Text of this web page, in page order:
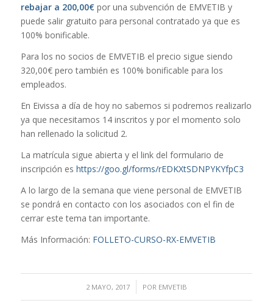
rebajar a 200,00€ por una subvención de EMVETIB y
puede salir gratuito para personal contratado ya que es
100% bonificable.
Para los no socios de EMVETIB el precio sigue siendo
320,00€ pero también es 100% bonificable para los
empleados.
En Eivissa a día de hoy no sabemos si podremos realizarlo
ya que necesitamos 14 inscritos y por el momento solo
han rellenado la solicitud 2.
La matrícula sigue abierta y el link del formulario de
inscripción es https://goo.gl/forms/rEDKXtSDNPYKYfpC3
A lo largo de la semana que viene personal de EMVETIB
se pondrá en contacto con los asociados con el fin de
cerrar este tema tan importante.
Más Información: FOLLETO-CURSO-RX-EMVETIB
2 MAYO, 2017
/ POR EMVETIB